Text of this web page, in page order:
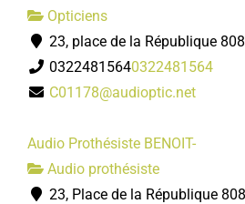
Opticiens
23, place de la République
03224815640322481564
C01178@audioptic.net
Audio Prothésiste BENOIT-
Audio prothésiste
23, Place de la République